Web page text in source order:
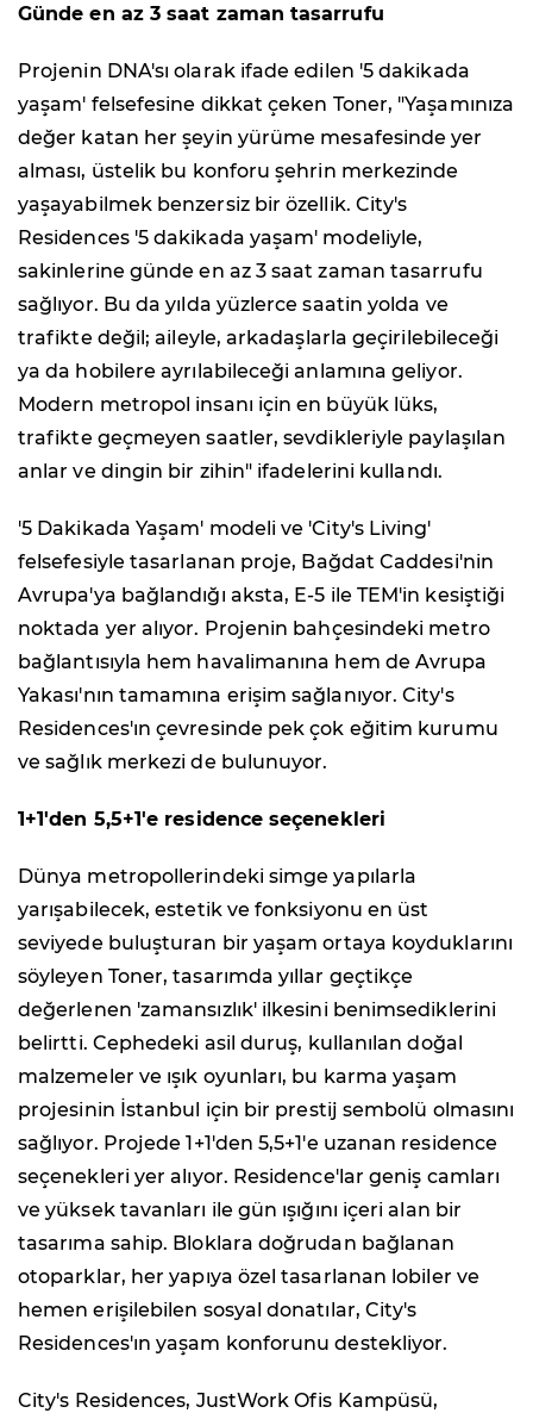
Günde en az 3 saat zaman tasarrufu
Projenin DNA'sı olarak ifade edilen '5 dakikada
yaşam' felsefesine dikkat çeken Toner, "Yaşamınıza
değer katan her şeyin yürüme mesafesinde yer
alması, üstelik bu konforu şehrin merkezinde
yaşayabilmek benzersiz bir özellik. City's
Residences '5 dakikada yaşam' modeliyle,
sakinlerine günde en az 3 saat zaman tasarrufu
sağlıyor. Bu da yılda yüzlerce saatin yolda ve
trafikte değil; aileyle, arkadaşlarla geçirilebileceği
ya da hobilere ayrılabileceği anlamına geliyor.
Modern metropol insanı için en büyük lüks,
trafikte geçmeyen saatler, sevdikleriyle paylaşılan
anlar ve dingin bir zihin" ifadelerini kullandı.
'5 Dakikada Yaşam' modeli ve 'City's Living'
felsefesiyle tasarlanan proje, Bağdat Caddesi'nin
Avrupa'ya bağlandığı aksta, E-5 ile TEM'in kesiştiği
noktada yer alıyor. Projenin bahçesindeki metro
bağlantısıyla hem havalimanına hem de Avrupa
Yakası'nın tamamına erişim sağlanıyor. City's
Residences'ın çevresinde pek çok eğitim kurumu
ve sağlık merkezi de bulunuyor.
1+1'den 5,5+1'e residence seçenekleri
Dünya metropollerindeki simge yapılarla
yarışabilecek, estetik ve fonksiyonu en üst
seviyede buluşturan bir yaşam ortaya koyduklarını
söyleyen Toner, tasarımda yıllar geçtikçe
değerlenen 'zamansızlık' ilkesini benimsediklerini
belirtti. Cephedeki asil duruş, kullanılan doğal
malzemeler ve ışık oyunları, bu karma yaşam
projesinin İstanbul için bir prestij sembolü olmasını
sağlıyor. Projede 1+1'den 5,5+1'e uzanan residence
seçenekleri yer alıyor. Residence'lar geniş camları
ve yüksek tavanları ile gün ışığını içeri alan bir
tasarıma sahip. Bloklara doğrudan bağlanan
otoparklar, her yapıya özel tasarlanan lobiler ve
hemen erişilebilen sosyal donatılar, City's
Residences'ın yaşam konforunu destekliyor.
City's Residences, JustWork Ofis Kampüsü,